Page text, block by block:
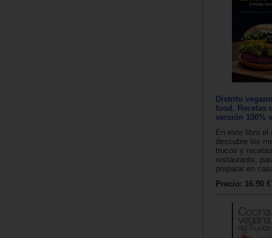
Distrito
food. Recetas
versión 100%
En este libro el
descubre los
trucos y
restaurante,
preparar en
Precio: 16.90 €